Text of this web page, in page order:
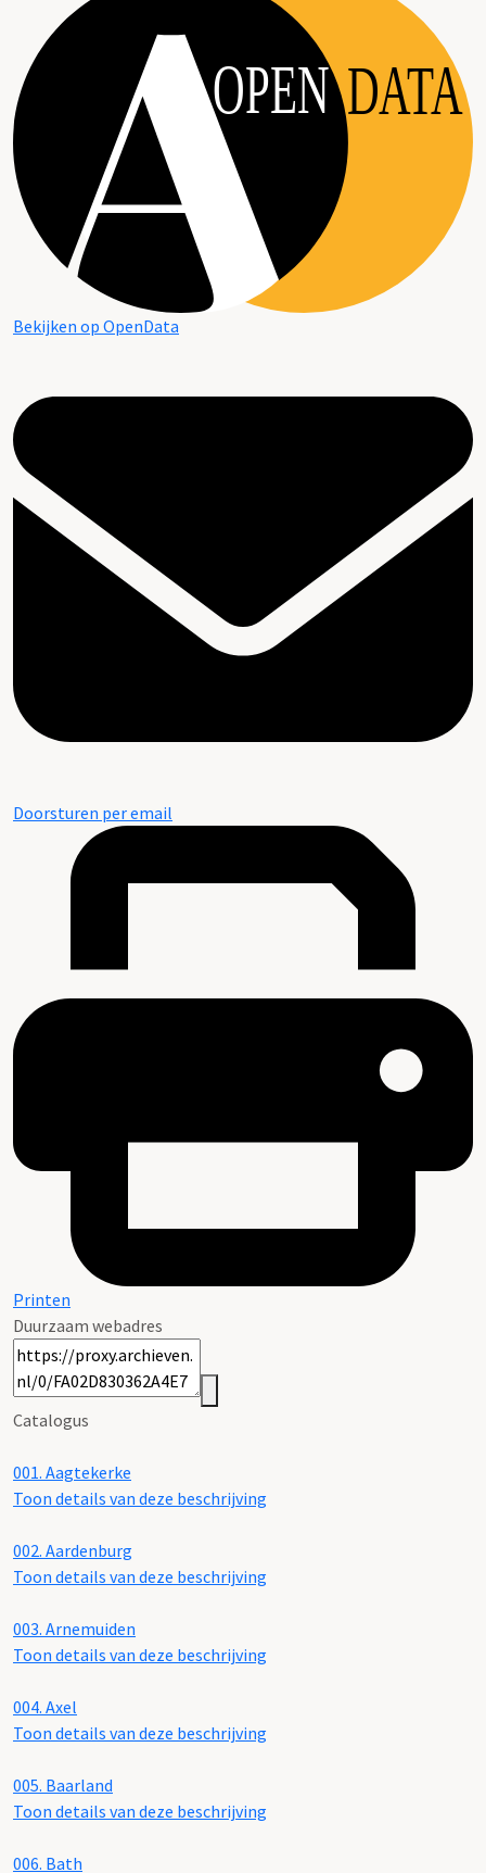
OPEN DATA
Bekijken op OpenData
Doorsturen per email
Printen
Duurzaam webadres
Catalogus
001. Aagtekerke
Toon details van deze beschrijving
002. Aardenburg
Toon details van deze beschrijving
003. Arnemuiden
Toon details van deze beschrijving
004. Axel
Toon details van deze beschrijving
005. Baarland
Toon details van deze beschrijving
006. Bath